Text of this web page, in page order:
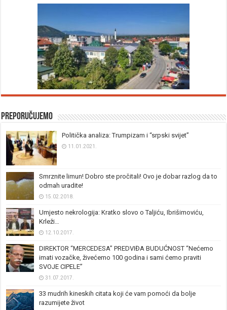
Preporučujemo
Politička analiza: Trumpizam i “srpski svijet”
11.01.2021.
Smrznite limun! Dobro ste pročitali! Ovo je dobar razlog da to
odmah uradite!
15.02.2018.
Umjesto nekrologija: Kratko slovo o Taljiću, Ibrišimoviću,
Krleži…
12.10.2017.
DIREKTOR “MERCEDESA” PREDVIĐA BUDUĆNOST “Nećemo
imati vozačke, živećemo 100 godina i sami ćemo praviti
SVOJE CIPELE”
31.07.2017.
33 mudrih kineskih citata koji će vam pomoći da bolje
razumijete život